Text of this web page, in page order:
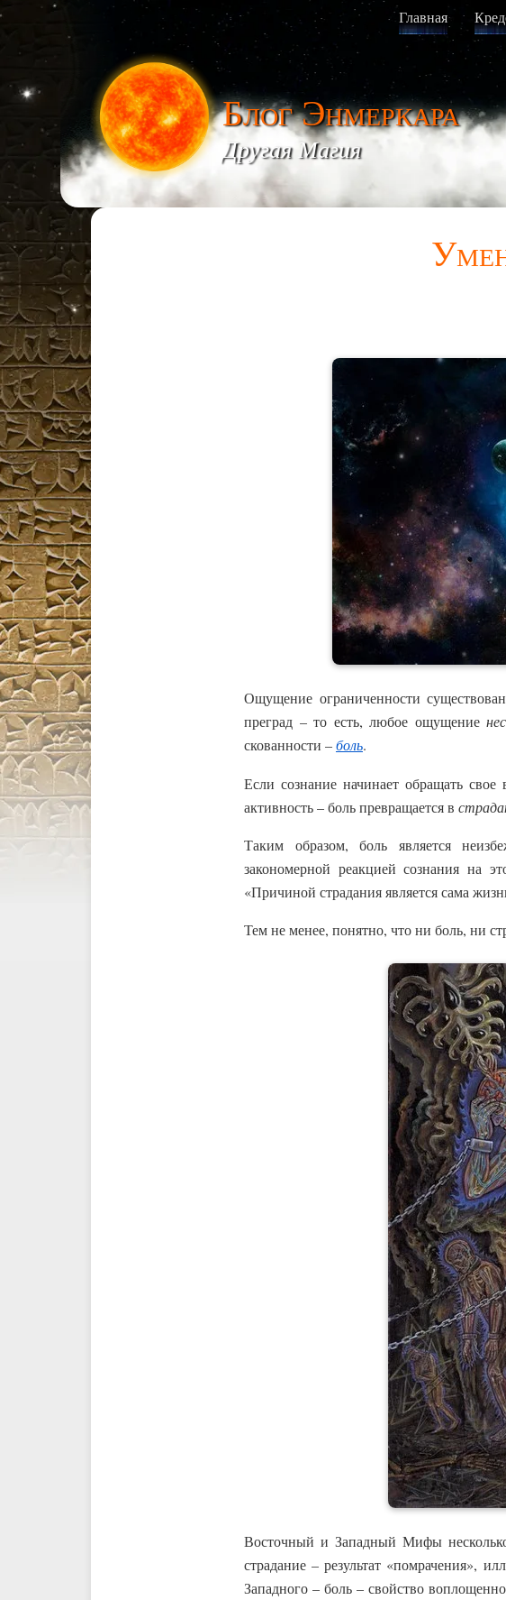
Главная
Блог Энмеркара
Другая Магия
Ощущение ограниченности
преград – то есть, любое ощущение
скованности –боль.
Если сознание начинает обращать
активность – боль превращается в
Таким образом, боль является
закономерной реакцией сознания на
«Причиной страдания является сама
Тем не менее, понятно, что ни боль, ни
Восточный и Западный Мифы
страдание – результат «помрачения»,
Западного – боль – свойство